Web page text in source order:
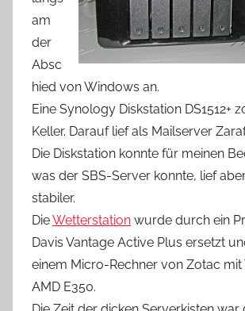
am
der
Absc
hied von Windows an.
Eine Synology Diskstation DS1512+
Keller. Darauf lief als Mailserver
Die Diskstation konnte für meinen
was der SBS-Server konnte, lief
stabiler.
DieWetterstation wurde durch ein
Davis Vantage Active Plus ersetzt
einem Micro-Rechner von Zotac mit
AMD E350.